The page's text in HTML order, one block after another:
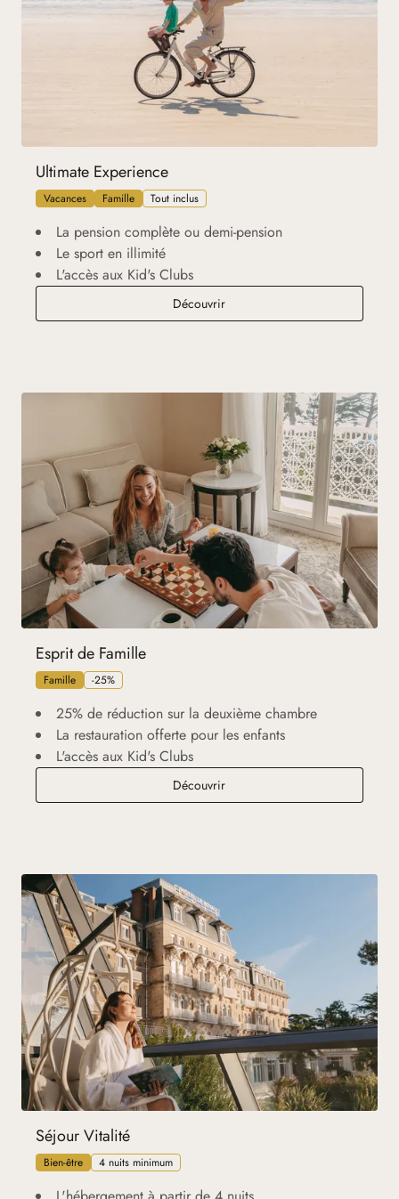
Ultimate Experience
Vacances Famille Tout inclus
La pension complète ou demi-pension
Le sport en illimité
L'accès aux Kid's Clubs
DécouvrirUltimate Experience
Esprit de Famille
Famille -25%
25% de réduction sur la deuxième chambre
La restauration offerte pour les enfants
L'accès aux Kid's Clubs
DécouvrirEsprit de Famille
Séjour Vitalité
Bien-être 4 nuits minimum